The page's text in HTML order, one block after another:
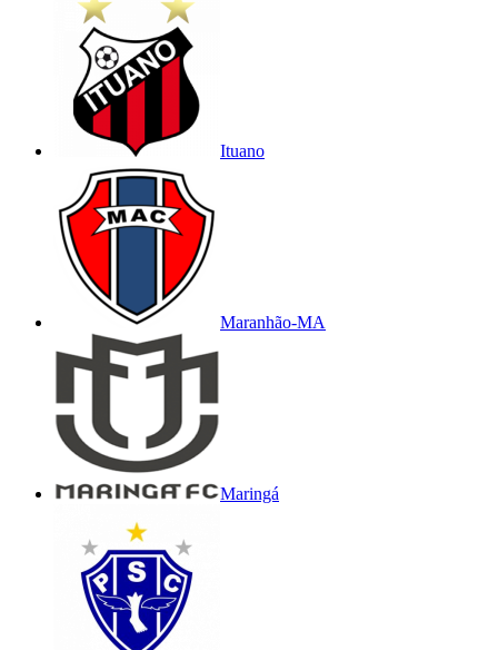
Ituano
Maranhão-MA
Maringá